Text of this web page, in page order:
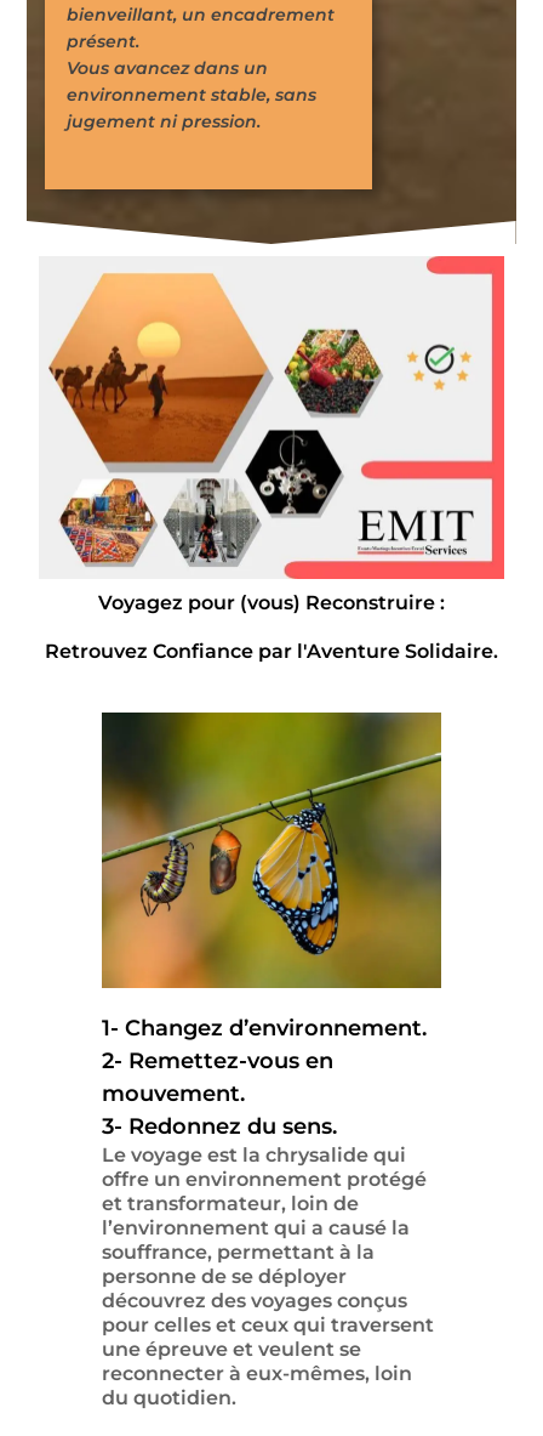
bienveillant, un encadrement
présent.
Vous avancez dans un
environnement stable, sans
jugement ni pression.
Voyagez pour (vous) Reconstruire :
Retrouvez Confiance par l'Aventure Solidaire.
1- Changez d’environnement.
2- Remettez-vous en
mouvement.
3- Redonnez du sens.
Le voyage est la chrysalide qui
offre un environnement protégé
et transformateur, loin de
l’environnement qui a causé la
souffrance, permettant à la
personne de se déployer
découvrez des voyages conçus
pour celles et ceux qui traversent
une épreuve et veulent se
reconnecter à eux-mêmes, loin
du quotidien.